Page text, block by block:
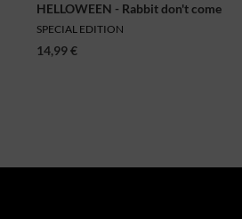
HELLOWEEN - Rabbit don't come
easy, CD
SPECIAL EDITION
14,99 €